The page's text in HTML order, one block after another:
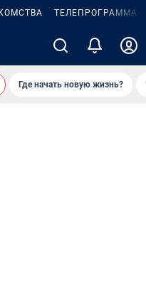
ТЕЛЕПРОГРАММА
Где начать новую жизнь?